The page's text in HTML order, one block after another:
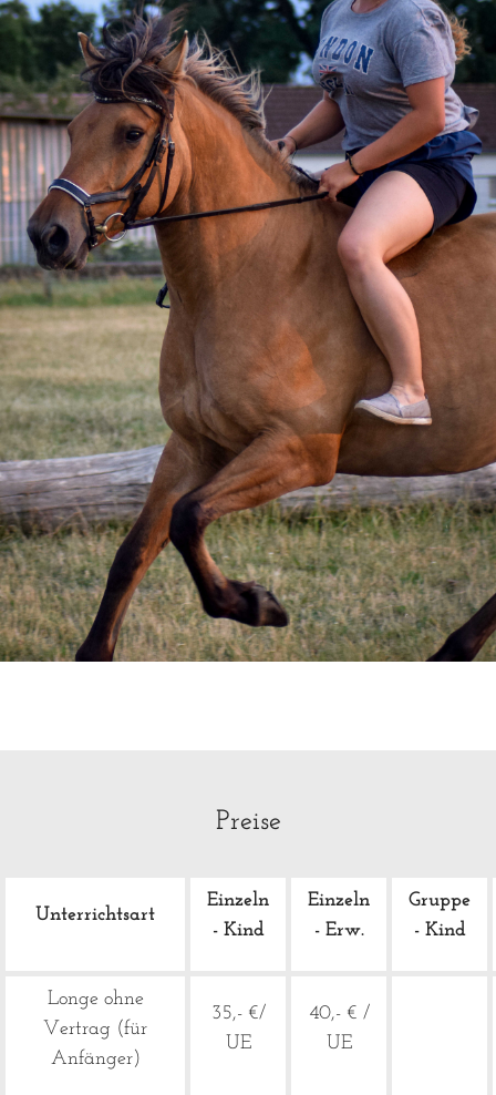
Preise
Unterrichtsart
Einzeln
- Kind
Einzeln
- Erw.
Gruppe
- Kind
Longe ohne
Vertrag (für
Anfänger)
35,- €/
UE
40,- € /
UE